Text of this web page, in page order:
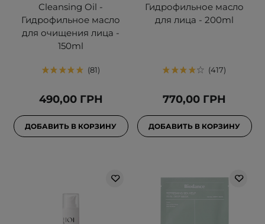
Cleansing Oil -
Гидрофильное масло
для очищения лица -
150ml
81
490,00 ГРН
ДОБАВИТЬ В КОРЗИНУ
Гидрофильное масло
для лица - 200ml
417
770,00 ГРН
ДОБАВИТЬ В КОРЗИНУ